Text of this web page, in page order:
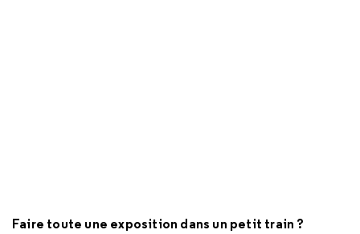
Faire toute une exposition dans un petit train ?